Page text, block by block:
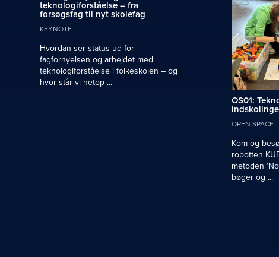
teknologiforståelse – fra
forsøgsfag til nyt skolefag
KEYNOTE
Hvordan ser status ud for
fagfornyelsen og arbejdet med
teknologiforståelse i folkeskolen – og
hvor står vi netop ...
OS01:
OPEN SPACE
Kom og
robotten
metoden
bøger og ...